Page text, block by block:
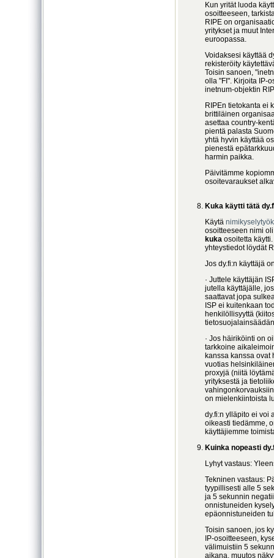
Kun yrität luoda
osoitteeseen,
RIPE on
yritykset ja muut
euroopassa.
Voidaksesi käyttää
rekisteröity
Toisin sanoen,
olla "FI". Kirjoita IP-
inetnum-objektin
RIPEn tietokanta ei
brittiläinen
asettaa country-
pientä palasta
yhtä hyvin käyttää
pienestä
harmin paikka.
Päivitämme
osoitevaraukset
Kuka käytti tätä
Käytä
osoitteeseen nimi
kuka osoitetta
yhteystiedot löydät
Jos dy.fi:n käyttäjä
· Juttele käyttäjän
jutella käyttäjälle,
saattavat jopa
ISP ei kuitenkaan
henkilöllisyyttä
· Jos häiriköinti on
tarkkoine
kanssa kanssa
vuotias
proxyjä (niitä
yrityksestä ja
on mielenkiintoista
dy.fi:n ylläpito ei voi
oikeasti tiedämme,
käyttäjiemme
Kuinka nopeasti
Lyhyt vastaus:
Tekninen vastaus:
tyypillisesti alle 5
ja 5 sekunnin
onnistuneiden
epäonnistuneiden
Toisin sanoen, jos
IP-osoitteeseen,
välimuistiin 5
aikana, muutos